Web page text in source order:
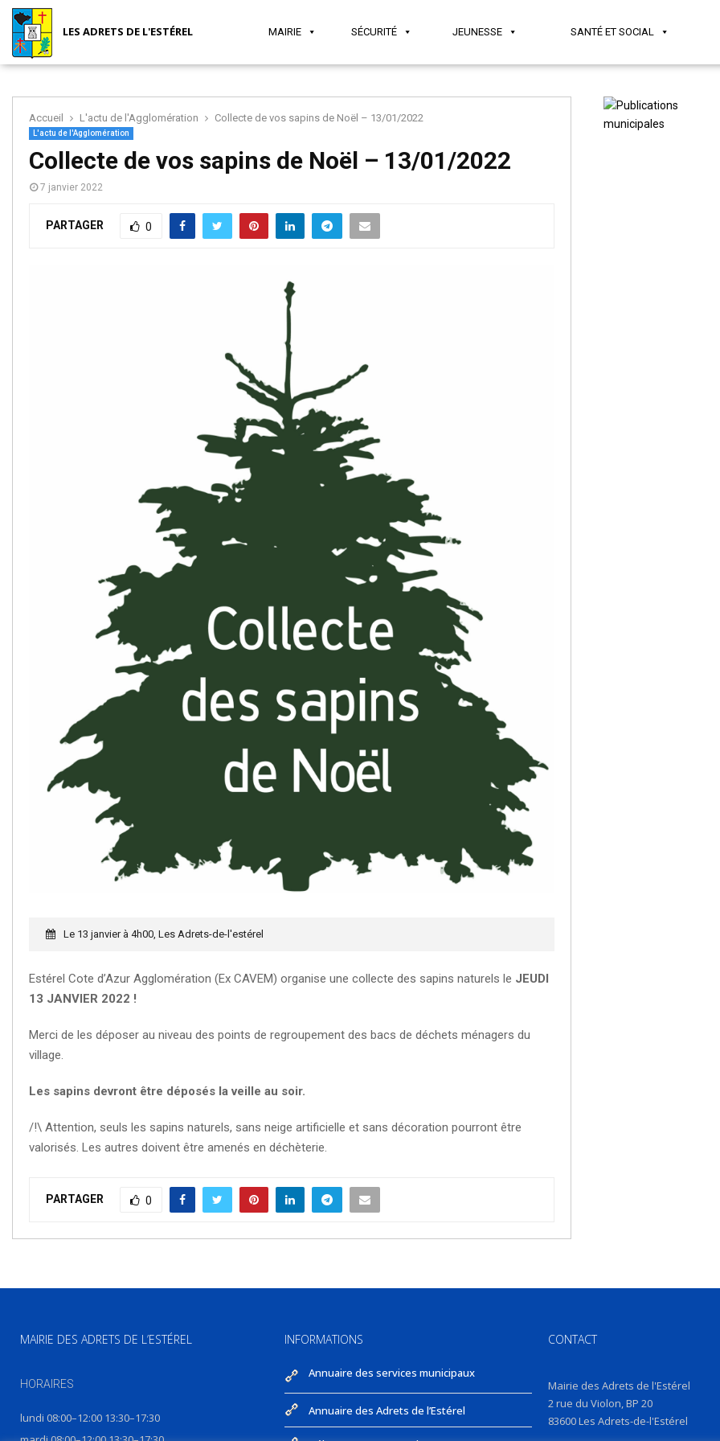
LES ADRETS DE L'ESTÉREL MAIRIE SÉCURITÉ JEUNESSE SANTÉ ET SOCIAL
Accueil L'actu de l'Agglomération Collecte de vos sapins de Noël – 13/01/2022
L'actu de l'Agglomération
Collecte de vos sapins de Noël – 13/01/2022
7 janvier 2022
PARTAGER 0
Le 13 janvier à 4h00, Les Adrets-de-l'estérel
Estérel Cote d’Azur Agglomération (Ex CAVEM) organise une collecte des sapins naturels le JEUDI
13 JANVIER 2022 !
Merci de les déposer au niveau des points de regroupement des bacs de déchets ménagers du
village.
Les sapins devront être déposés la veille au soir.
/!\ Attention, seuls les sapins naturels, sans neige artificielle et sans décoration pourront être
valorisés. Les autres doivent être amenés en déchèterie.
PARTAGER 0
MAIRIE DES ADRETS DE L’ESTÉREL
HORAIRES
lundi 08:00–12:00 13:30–17:30
INFORMATIONS
Annuaire des services municipaux
Annuaire des Adrets de l’Estérel
CONTACT
Mairie des Adrets de l'Estérel
2 rue du Violon, BP 20
83600 Les Adrets-de-l'Estérel
MAIRIE SÉCURITÉJEUNESSE